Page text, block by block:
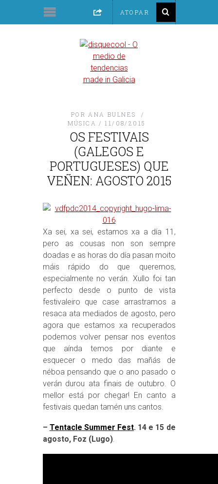
POR ANA BULNES
MÚSICA
11/08/2015
OS FESTIVAIS
(GALEGOS E
PORTUGUESES) QUE
VEÑEN: AGOSTO 2015
Xa sei, xa sei, estamos xa a día 11,
pero as cousas non son sempre
doadas e as horas do día pasan moito
máis rápido do que queremos,
especialmente no verán. Xullo foi tan
perfecto desde o punto de vista
festivaleiro que case arrastramos a
resaca ata mediados de agosto, pero
agora que estamos xa recuperados
podemos volver pensar nos eventos
que aínda temos por diante e
esquecer o medo das mañás de
néboa pensando que o ano pasado o
verán durou ata finais de outubro. O
mellor está por chegar! En canto a
festivais quedan tamén uns cantos.
– Tentacle Summer Fest. 14 e 15 de
agosto, Foz (Lugo).